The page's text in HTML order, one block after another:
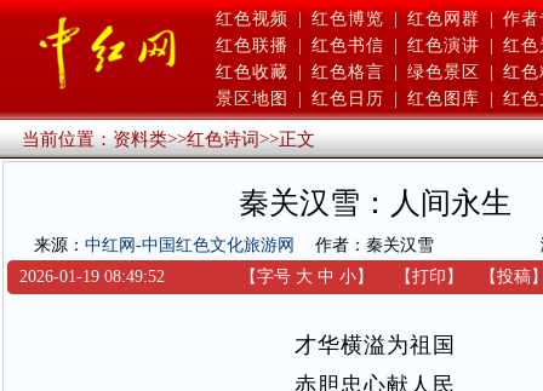
红色视频 | 红色博览 | 红色网群 | 作者
红色联播
红色书信 红色演讲
红色
红色收藏
红色格言 绿色景区
红色
景区地图
红色日历 红色图库 红色
当前位置：资料类>>红色诗词>>正文
秦关汉雪：人间永生
来源： 中红网-中国红色文化旅游网 作者：秦关汉雪
2026-01-19 08:49:52
【字号 大 中 小】 【打印 】 【投稿
才华横溢为祖国
赤胆忠心献人民